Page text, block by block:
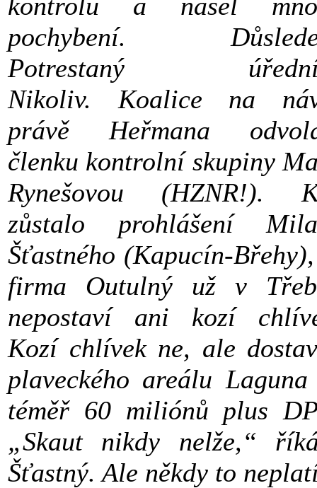
pochybení.
Potrestaný
Nikoliv. Koalice na
právě Heřmana
členku kontrolní skupiny
Rynešovou (HZNR!).
zůstalo prohlášení
Šťastného (Kapucín-
firma Outulný už v
nepostaví ani kozí
Kozí chlívek ne, ale
plaveckého areálu Laguna
téměř 60 miliónů plus
„Skaut nikdy nelže,“
Šťastný. Ale někdy to